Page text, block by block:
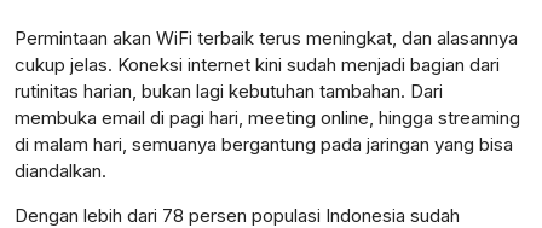
Permintaan akan WiFi terbaik terus meningkat, dan alasannya
cukup jelas. Koneksi internet kini sudah menjadi bagian dari
rutinitas harian, bukan lagi kebutuhan tambahan. Dari
membuka email di pagi hari, meeting online, hingga streaming
di malam hari, semuanya bergantung pada jaringan yang bisa
diandalkan.
Dengan lebih dari 78 persen populasi Indonesia sudah